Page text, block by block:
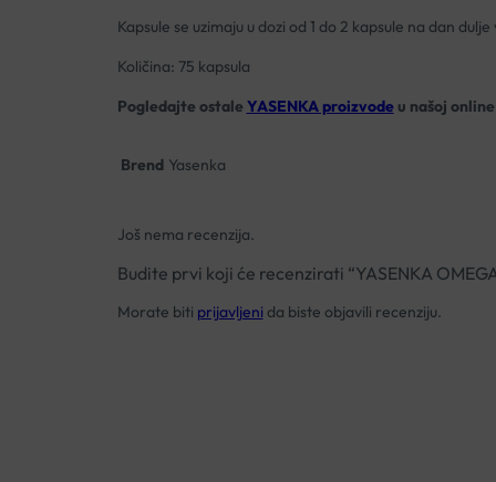
Kapsule se uzimaju u dozi od 1 do 2 kapsule na dan
Količina: 75 kapsula
Pogledajte ostale YASENKA proizvodeu našoj
Brend Yasenka
Još nema recenzija.
Budite prvi koji će recenzirati “YASENKA
Morate biti prijavljeni da biste objavili recenziju.